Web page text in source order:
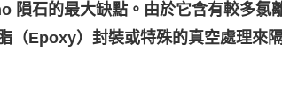
隕石的最大缺點。由於它含有較多氯
（Epoxy）封裝或特殊的真空處理來